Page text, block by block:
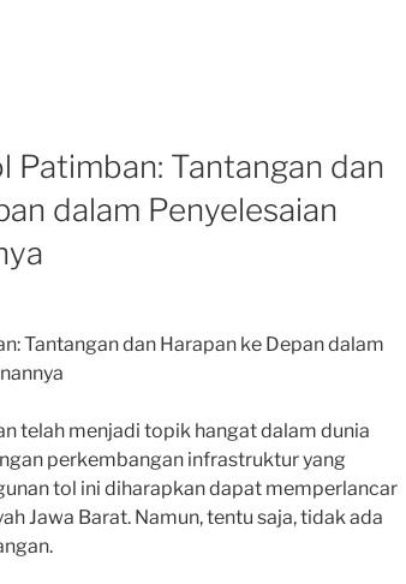
Patimban: Tantangan dan
dalam Penyelesaian
Tantangan dan Harapan ke Depan dalam
telah menjadi topik hangat dalam dunia
perkembangan infrastruktur yang
tol ini diharapkan dapat memperlancar
Jawa Barat. Namun, tentu saja, tidak ada